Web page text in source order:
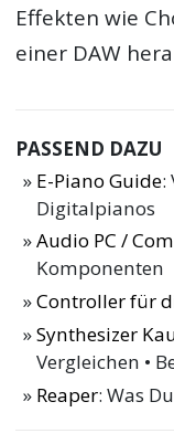
Effekten wie
einer DAW
PASSEND DAZU
E-Piano Guide:
Digitalpianos
Audio PC /
Komponenten
Controller für
Synthesizer
Vergleichen •
Reaper: Was